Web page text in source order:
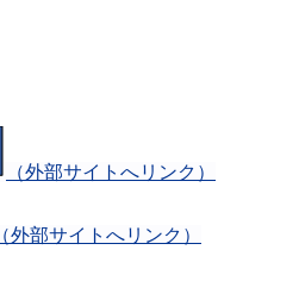
（外部サイトへリンク）
（外部サイトへリンク）